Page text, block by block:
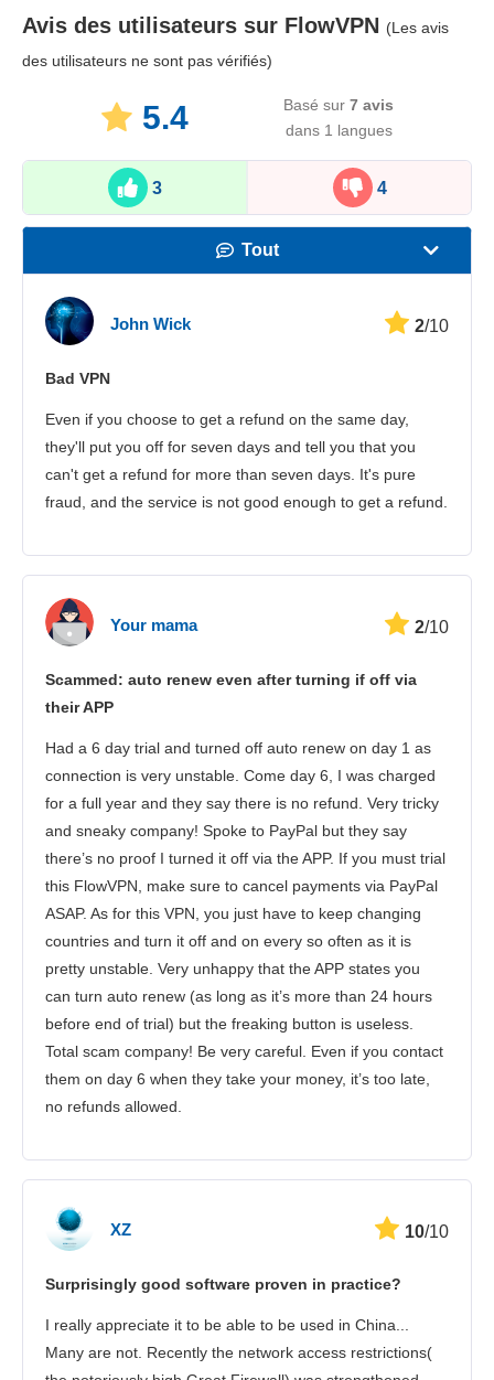
Avis des utilisateurs sur FlowVPN (Les avis
des utilisateurs ne sont pas vérifiés)
5.4 Basé sur 7 avis
dans 1 langues
3 4
Tout
Іervice client
John Wick 2/10
Bad VPN
Even if you choose to get a refund on the same day,
they'll put you off for seven days and tell you that you
can't get a refund for more than seven days. It's pure
fraud, and the service is not good enough to get a refund.
Your mama 2/10
Scammed: auto renew even after turning if off via
their APP
Had a 6 day trial and turned off auto renew on day 1 as
connection is very unstable. Come day 6, I was charged
for a full year and they say there is no refund. Very tricky
and sneaky company! Spoke to PayPal but they say
there’s no proof I turned it off via the APP. If you must trial
this FlowVPN, make sure to cancel payments via PayPal
ASAP. As for this VPN, you just have to keep changing
countries and turn it off and on every so often as it is
pretty unstable. Very unhappy that the APP states you
can turn auto renew (as long as it’s more than 24 hours
before end of trial) but the freaking button is useless.
Total scam company! Be very careful. Even if you contact
them on day 6 when they take your money, it’s too late,
no refunds allowed.
XZ 10/10
Surprisingly good software proven in practice?
I really appreciate it to be able to be used in China...
Many are not. Recently the network access restrictions(